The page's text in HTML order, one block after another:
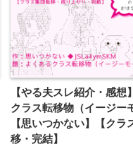
【やる夫スレ紹介・感想
クラス転移物（イージー
【思いつかない】【クラ
移・完結】